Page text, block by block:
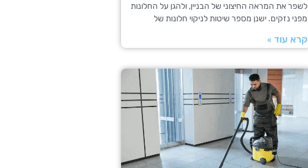
לשפר את המראה החיצוני של הבניין, ולהגן על החלונות
מפני נזקים. ישנן מספר שיטות לניקוי חלונות של
קרא עוד »